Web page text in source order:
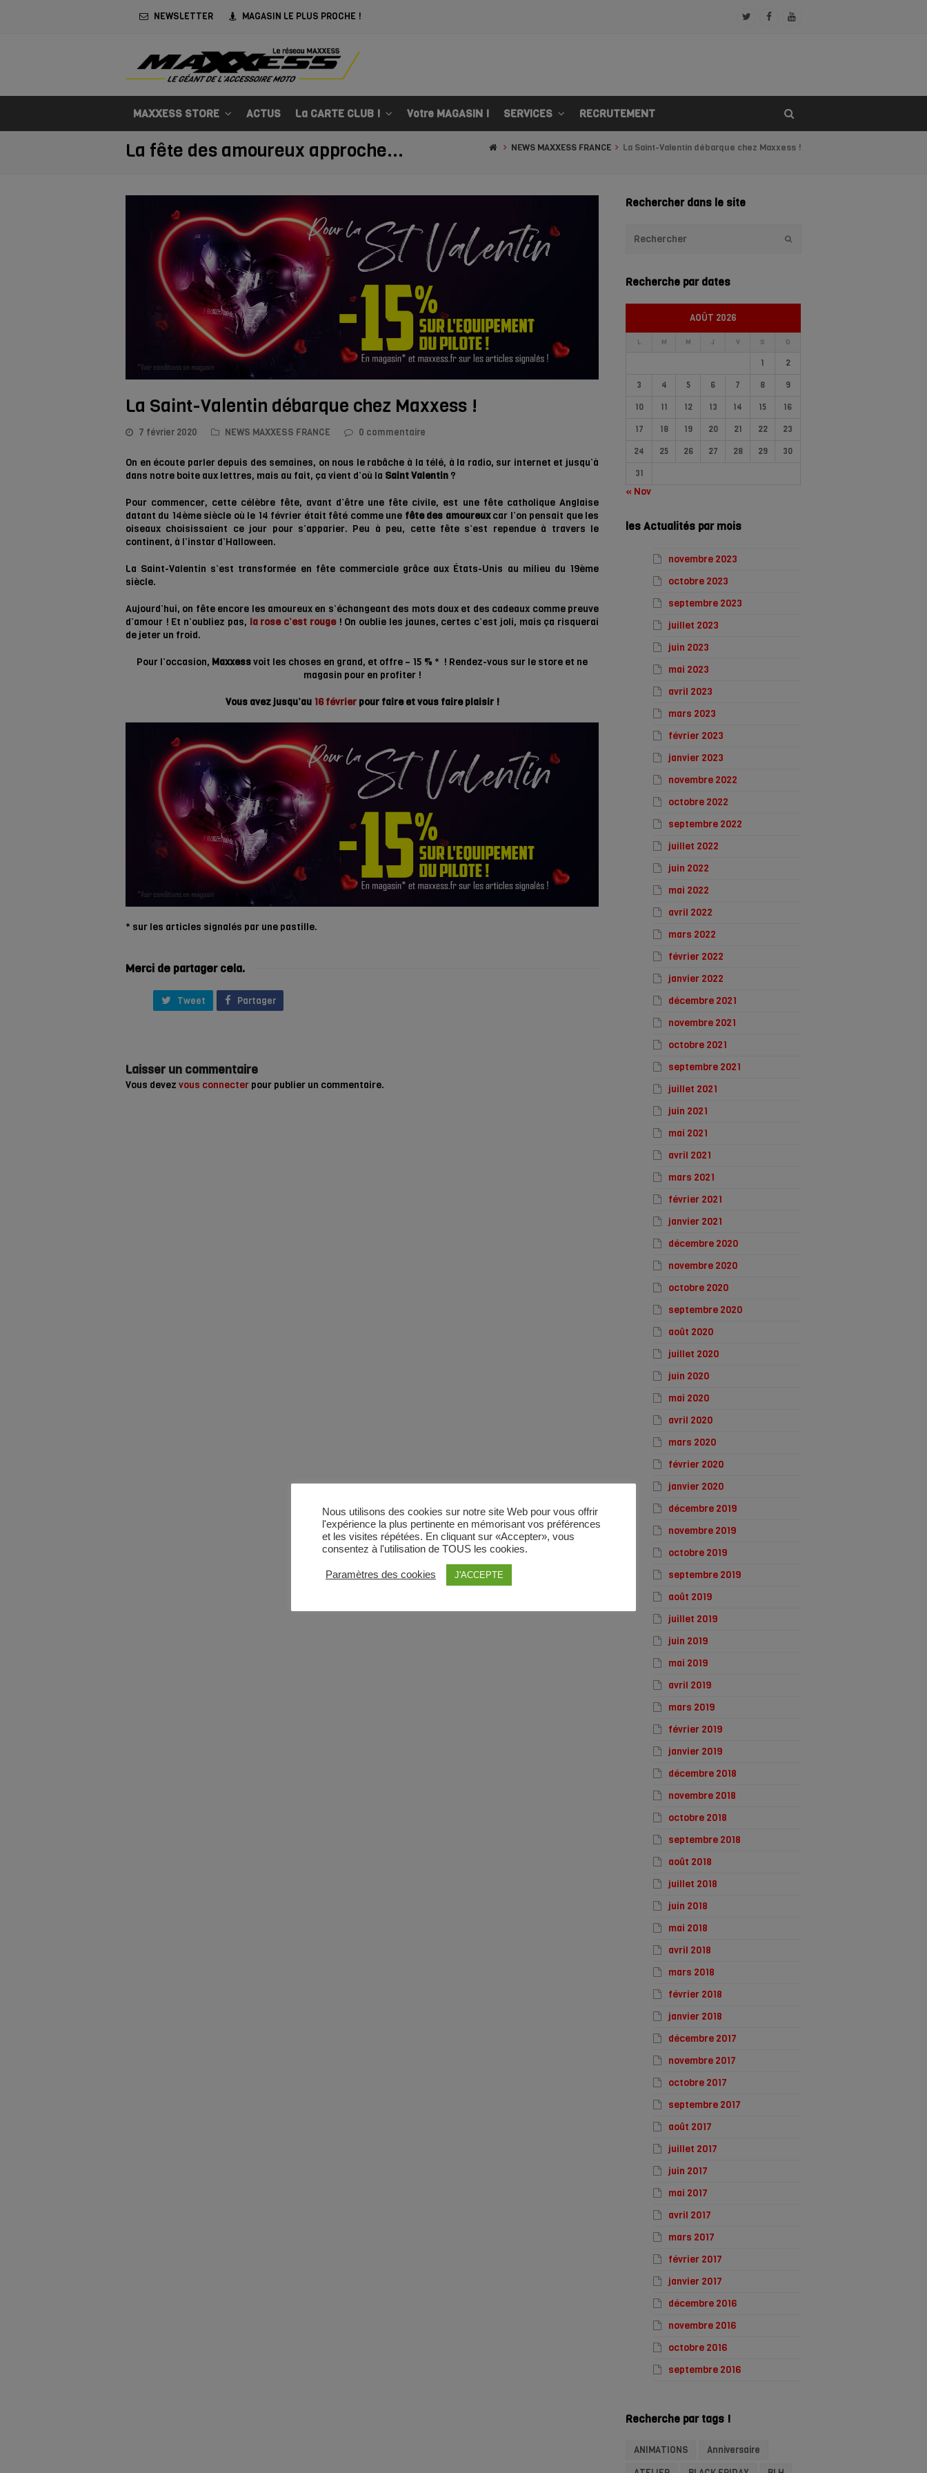
NEWSLETTER MAGASIN LE PLUS PROCHE !
TwitterFacebookYoutube
MAXXESS STORE ACTUS La CARTE CLUB ! Votre MAGASIN ! SERVICES RECRUTEMENT
La fête des amoureux approche... NEWS MAXXESS FRANCE La Saint-Valentin débarque chez Maxxess !
La Saint-Valentin débarque chez Maxxess !
7 février 2020 NEWS MAXXESS FRANCE 0 commentaire
On en écoute parler depuis des semaines, on nous le rabâche à la télé, à la radio, sur internet et jusqu’à
dans notre boite aux lettres, mais au fait, ça vient d’où la Saint Valentin ?
Pour commencer, cette célèbre fête, avant d’être une fête civile, est une fête catholique Anglaise
datant du 14ème siècle où le 14 février était fêté comme une fête des amoureuxcar l’on pensait que les
oiseaux choisissaient ce jour pour s’apparier. Peu à peu, cette fête s’est rependue à travers le
continent, à l’instar d’Halloween.
La Saint-Valentin s’est transformée en fête commerciale grâce aux États-Unis au milieu du 19ème
siècle.
Aujourd’hui, on fête encore les amoureux en s’échangeant des mots doux et des cadeaux comme preuve
d’amour ! Et n’oubliez pas, la rose c’est rouge! On oublie les jaunes, certes c’est joli, mais ça risquerai
de jeter un froid.
Pour l’occasion, Maxxessvoit les choses en grand, et offre – 15 % * ! Rendez-vous sur le store et ne
magasin pour en profiter !
Vous avez jusqu’au 16 févrierpour faire et vous faire plaisir !
* sur les articles signalés par une pastille.
Merci de partager cela.
Tweet Partager
Laisser un commentaire
Vous devez vous connecter pour publier un commentaire.
Rechercher dans le site
Recherche par dates
AOÛT 2026
L M M J V S D
1
2
3
4 5 6 7 8
9
10
11 12 13 14 15
16
17
18 19 20 21 22
23
24
25 26 27 28 29
30
31
« Nov
les Actualités par mois
novembre 2023
octobre 2023
septembre 2023
juillet 2023
juin 2023
mai 2023
avril 2023
mars 2023
février 2023
janvier 2023
novembre 2022
octobre 2022
septembre 2022
juillet 2022
juin 2022
mai 2022
avril 2022
mars 2022
février 2022
janvier 2022
décembre 2021
novembre 2021
octobre 2021
septembre 2021
juillet 2021
juin 2021
mai 2021
avril 2021
mars 2021
février 2021
janvier 2021
décembre 2020
novembre 2020
octobre 2020
septembre 2020
août 2020
juillet 2020
juin 2020
mai 2020
avril 2020
mars 2020
février 2020
janvier 2020
décembre 2019
novembre 2019
octobre 2019
septembre 2019
août 2019
juillet 2019
juin 2019
mai 2019
avril 2019
mars 2019
février 2019
janvier 2019
décembre 2018
novembre 2018
octobre 2018
septembre 2018
août 2018
juillet 2018
juin 2018
mai 2018
avril 2018
mars 2018
février 2018
janvier 2018
décembre 2017
novembre 2017
octobre 2017
septembre 2017
août 2017
juillet 2017
juin 2017
mai 2017
avril 2017
mars 2017
février 2017
janvier 2017
décembre 2016
novembre 2016
octobre 2016
septembre 2016
Recherche par tags !
ANIMATIONS
Anniversaire
Nous utilisons des cookies sur notre site Web pour vous offrir
l'expérience la plus pertinente en mémorisant vos préférences
et les visites répétées. En cliquant sur «Accepter», vous
consentez à l'utilisation de TOUS les cookies.
Paramètres des cookies J'ACCEPTE